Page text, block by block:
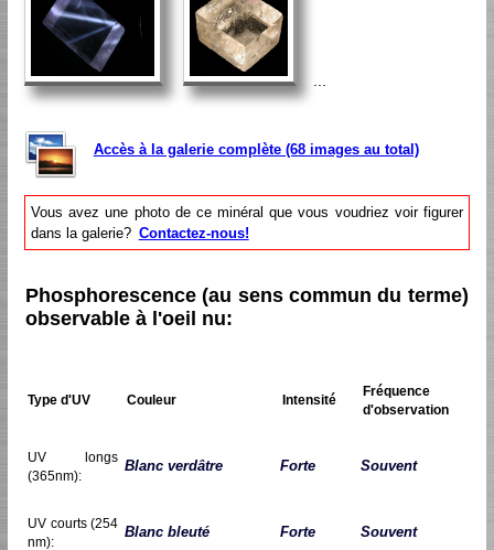
Accès à la galerie complète (68 images au total)
Vous avez une photo de ce minéral que vous voudriez voir figurer
dans la galerie? Contactez-nous!
Phosphorescence (au sens commun du terme)
observable à l'oeil nu:
Type d'UV Couleur Intensité
Fréquence
d'observation
UV longs
(365nm):
Blanc verdâtre Forte Souvent
UV courts (254
nm):
Blanc bleuté Forte Souvent